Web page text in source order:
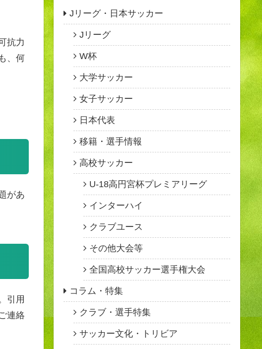
抗力
、何
があ
引用
連絡
Jリーグ・日本サッカー
Jリーグ
W杯
大学サッカー
女子サッカー
日本代表
移籍・選手情報
高校サッカー
U-18高円宮杯プレミアリーグ
インターハイ
クラブユース
その他大会等
全国高校サッカー選手権大会
コラム・特集
クラブ・選手特集
サッカー文化・トリビア